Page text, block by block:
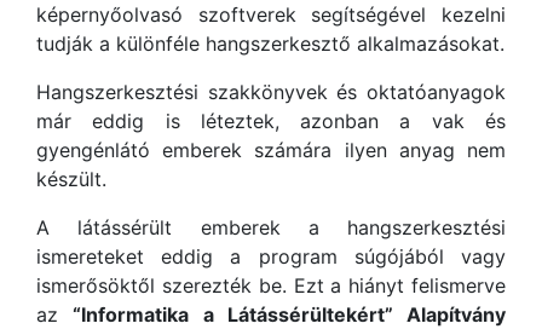
képernyőolvasó szoftverek segítségével kezelni
tudják a különféle hangszerkesztő alkalmazásokat.
Hangszerkesztési szakkönyvek és oktatóanyagok
már eddig is léteztek, azonban a vak és
gyengénlátó emberek számára ilyen anyag nem
készült.
A látássérült emberek a hangszerkesztési
ismereteket eddig a program súgójából vagy
ismerősöktől szerezték be. Ezt a hiányt felismerve
az“Informatika a Látássérültekért” Alapítvány